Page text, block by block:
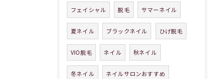
フェイシャル 脱毛 サマーネイル
夏ネイル ブラックネイル ひげ脱毛
VIO脱毛 ネイル 秋ネイル
冬ネイル ネイルサロンおすすめ